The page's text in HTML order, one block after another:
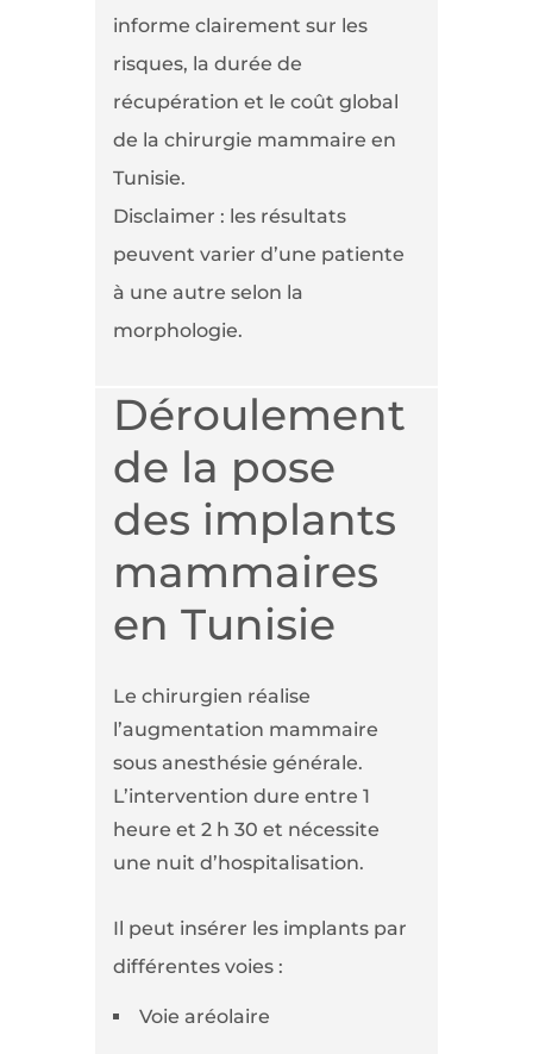
informe clairement sur les
risques, la durée de
récupération et le coût global
de la chirurgie mammaire en
Tunisie.
Disclaimer : les résultats
peuvent varier d’une patiente
à une autre selon la
morphologie.
Déroulement
de la pose
des implants
mammaires
en Tunisie
Le chirurgien réalise
l’augmentation mammaire
sous anesthésie générale.
L’intervention dure entre 1
heure et 2 h 30 et nécessite
une nuit d’hospitalisation.
Il peut insérer les implants par
différentes voies :
Voie aréolaire